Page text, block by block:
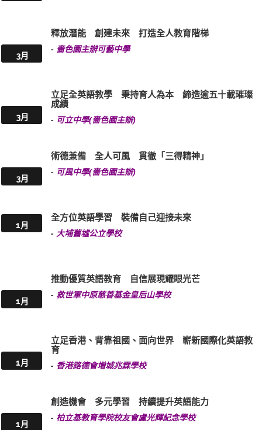
3月
釋放潛能 創建未來 打造全人教育階梯
- 嗇色園主辦可藝中學
3月
立足全英語教學 秉持育人為本 締造逾五十載璀璨
成績
- 可立中學(嗇色園主辦)
3月
術德兼備 全人可風 貫徹「三得精神」
- 可風中學(嗇色園主辦)
1月
全方位英語學習 裝備自己迎接未來
- 大埔舊墟公立學校
1月
推動優質英語教育 自信展現耀眼光芒
- 救世軍中原慈善基金皇后山學校
1月
立足香港、背靠祖國、面向世界 嶄新國際化英語教
育
- 香港路德會增城兆霖學校
1月
創造機會 多元學習 持續提升英語能力
- 柏立基教育學院校友會盧光輝紀念學校